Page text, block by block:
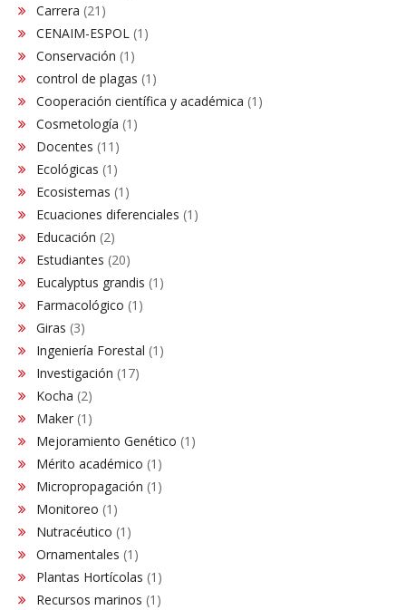
Carrera (21)
CENAIM-ESPOL (1)
Conservación​ (1)
control de plagas (1)
Cooperación científica y académica (1)
Cosmetología (1)
Docentes (11)
Ecológicas (1)
Ecosistemas (1)
Ecuaciones diferenciales (1)
Educación (2)
Estudiantes (20)
Eucalyptus grandis (1)
Farmacológico (1)
Giras (3)
Ingeniería Forestal (1)
Investigación (17)
Kocha (2)
Maker (1)
Mejoramiento Genético (1)
Mérito académico (1)
Micropropagación (1)
Monitoreo (1)
Nutracéutico (1)
Ornamentales (1)
Plantas Hortícolas (1)
Recursos marinos (1)